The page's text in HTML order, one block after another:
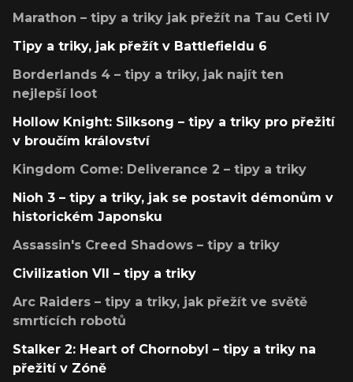
Marathon – tipy a triky jak přežít na Tau Ceti IV
Tipy a triky, jak přežít v Battlefieldu 6
Borderlands 4 – tipy a triky, jak najít ten
nejlepší loot
Hollow Knight: Silksong – tipy a triky pro přežití
v broučím království
Kingdom Come: Deliverance 2 – tipy a triky
Nioh 3 – tipy a triky, jak se postavit démonům v
historickém Japonsku
Assassin's Creed Shadows – tipy a triky
Civilization VII – tipy a triky
Arc Raiders – tipy a triky, jak přežít ve světě
smrtících robotů
Stalker 2: Heart of Chornobyl – tipy a triky na
přežití v Zóně